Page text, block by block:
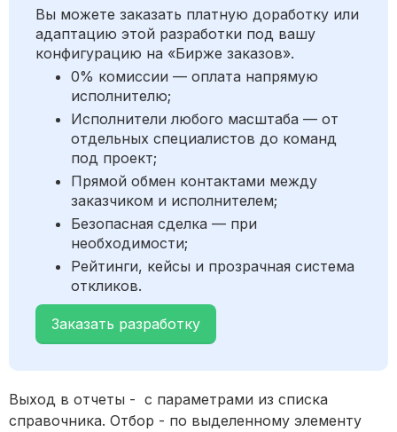
Вы можете заказать платную доработку или
адаптацию этой разработки под вашу
конфигурацию на «Бирже заказов».
0% комиссии — оплата напрямую
исполнителю;
Исполнители любого масштаба — от
отдельных специалистов до команд
под проект;
Прямой обмен контактами между
заказчиком и исполнителем;
Безопасная сделка — при
необходимости;
Рейтинги, кейсы и прозрачная система
откликов.
Заказать разработку
Выход в отчеты - с параметрами из списка
справочника. Отбор - по выделенному элементу